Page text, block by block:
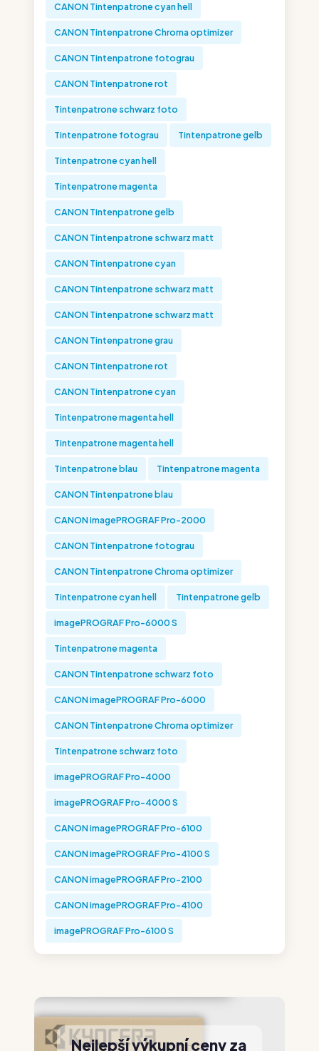
CANON Tintenpatrone cyan hell
CANON Tintenpatrone Chroma optimizer
CANON Tintenpatrone fotograu
CANON Tintenpatrone rot
Tintenpatrone schwarz foto
Tintenpatrone fotograu Tintenpatrone gelb
Tintenpatrone cyan hell
Tintenpatrone magenta
CANON Tintenpatrone gelb
CANON Tintenpatrone schwarz matt
CANON Tintenpatrone cyan
CANON Tintenpatrone schwarz matt
CANON Tintenpatrone schwarz matt
CANON Tintenpatrone grau
CANON Tintenpatrone rot
CANON Tintenpatrone cyan
Tintenpatrone magenta hell
Tintenpatrone magenta hell
Tintenpatrone blau Tintenpatrone magenta
CANON Tintenpatrone blau
CANON imagePROGRAF Pro-2000
CANON Tintenpatrone fotograu
CANON Tintenpatrone Chroma optimizer
Tintenpatrone cyan hell Tintenpatrone gelb
imagePROGRAF Pro-6000 S
Tintenpatrone magenta
CANON Tintenpatrone schwarz foto
CANON imagePROGRAF Pro-6000
CANON Tintenpatrone Chroma optimizer
Tintenpatrone schwarz foto
imagePROGRAF Pro-4000
imagePROGRAF Pro-4000 S
CANON imagePROGRAF Pro-6100
CANON imagePROGRAF Pro-4100 S
CANON imagePROGRAF Pro-2100
CANON imagePROGRAF Pro-4100
imagePROGRAF Pro-6100 S
Nejlepší výkupní ceny za